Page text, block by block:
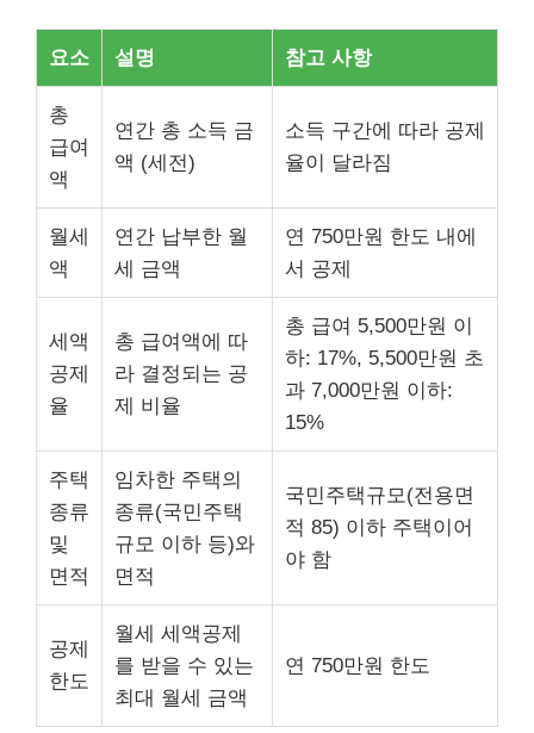
요소 설명 참고 사항
총
급여
액
연간 총 소득 금
액 (세전)
소득 구간에 따라 공제
율이 달라짐
월세
액
연간 납부한 월
세 금액
연 750만원 한도 내에
서 공제
세액
공제
율
총 급여액에 따
라 결정되는 공
제 비율
총 급여 5,500만원 이
하: 17%, 5,500만원 초
과 7,000만원 이하:
15%
주택
종류
및
면적
임차한 주택의
종류(국민주택
규모 이하 등)와
면적
국민주택규모(전용면
적 85) 이하 주택이어
야 함
공제
한도
월세 세액공제
를 받을 수 있는
최대 월세 금액
연 750만원 한도